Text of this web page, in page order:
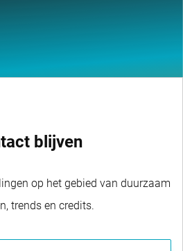
blijven
op het gebied van duurzaam
trends en credits.